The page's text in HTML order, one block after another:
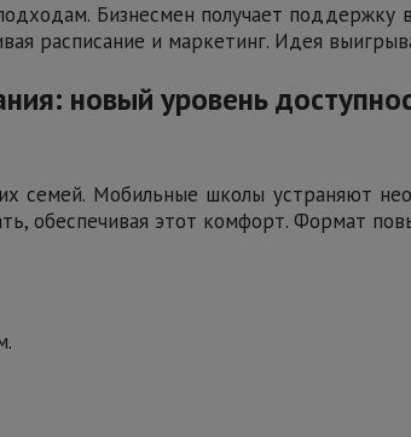
Бизнесмен получает
расписание и маркетинг. Идея
новый уровень
семей. Мобильные школы устраняют
обеспечивая этот комфорт. Формат